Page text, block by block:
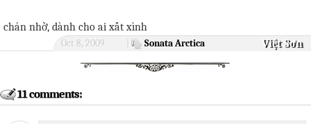
chán nhờ, dành cho ai xất xình
Oct 8, 2009 Sonata Arctica Việt Sơn
11 comments: